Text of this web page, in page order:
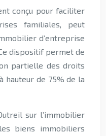
conçu pour faciliter
familiales, peut
d’entreprise
dispositif permet de
partielle des droits
hauteur de 75% de la
sur l’immobilier
biens immobiliers